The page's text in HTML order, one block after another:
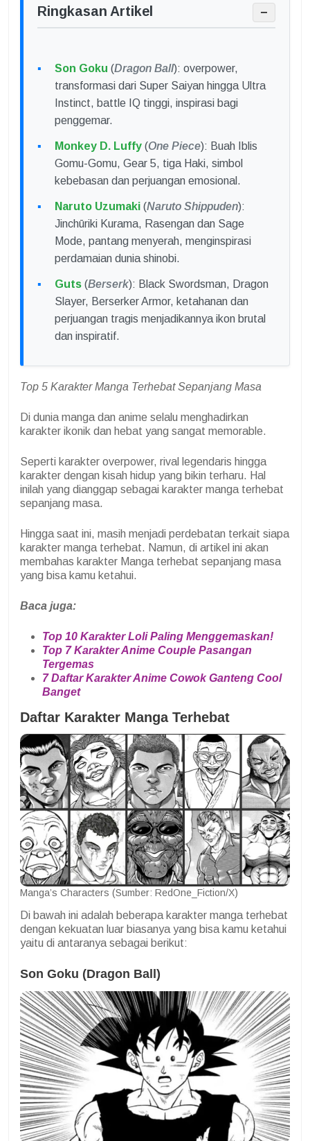
Ringkasan Artikel −
Son Goku (Dragon Ball): overpower,
transformasi dari Super Saiyan hingga Ultra
Instinct, battle IQ tinggi, inspirasi bagi
penggemar.
Monkey D. Luffy (One Piece): Buah Iblis
Gomu-Gomu, Gear 5, tiga Haki, simbol
kebebasan dan perjuangan emosional.
Naruto Uzumaki (Naruto Shippuden):
Jinchūriki Kurama, Rasengan dan Sage
Mode, pantang menyerah, menginspirasi
perdamaian dunia shinobi.
Guts (Berserk): Black Swordsman, Dragon
Slayer, Berserker Armor, ketahanan dan
perjuangan tragis menjadikannya ikon brutal
dan inspiratif.
Top 5 Karakter Manga Terhebat Sepanjang Masa
Di dunia manga dan anime selalu menghadirkan
karakter ikonik dan hebat yang sangat memorable.
Seperti karakter overpower, rival legendaris hingga
karakter dengan kisah hidup yang bikin terharu. Hal
inilah yang dianggap sebagai karakter manga terhebat
sepanjang masa.
Hingga saat ini, masih menjadi perdebatan terkait siapa
karakter manga terhebat. Namun, di artikel ini akan
membahas karakter Manga terhebat sepanjang masa
yang bisa kamu ketahui.
Baca juga:
Top 10 Karakter Loli Paling Menggemaskan!
Top 7 Karakter Anime Couple Pasangan
Tergemas
7 Daftar Karakter Anime Cowok Ganteng Cool
Banget
Daftar Karakter Manga Terhebat
Manga’s Characters (Sumber: RedOne_Fiction/X)
Di bawah ini adalah beberapa karakter manga terhebat
dengan kekuatan luar biasanya yang bisa kamu ketahui
yaitu di antaranya sebagai berikut:
Son Goku (Dragon Ball)